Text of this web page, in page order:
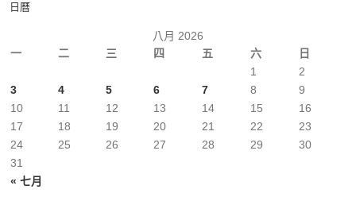
日曆
八月 2026
一
二 三 四 五 六 日
« 七月
1
2
3
4 5 6 7 8
9
10
11 12 13 14 15
16
17
18 19 20 21 22
23
24
25 26 27 28 29
30
31